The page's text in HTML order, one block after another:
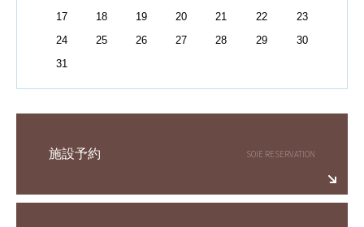
17
18 19 20 21 22
23
24
25 26 27 28 29
30
31
施設予約